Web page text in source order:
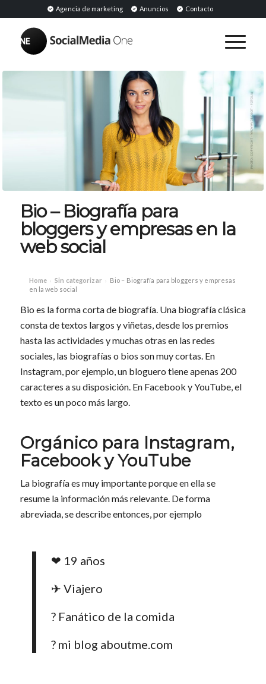
Agencia de marketing Anuncios Contacto
Bio – Biografía para
bloggers y empresas en la
web social
Home › Sin categorizar › Bio – Biografía para bloggers y empresas
en la web social
Bio es la forma corta de biografía. Una biografía clásica
consta de textos largos y viñetas, desde los premios
hasta las actividades y muchas otras en las redes
sociales, las biografías o bios son muy cortas. En
Instagram, por ejemplo, un bloguero tiene apenas 200
caracteres a su disposición. En Facebook y YouTube, el
texto es un poco más largo.
Orgánico para Instagram,
Facebook y YouTube
La biografía es muy importante porque en ella se
resume la información más relevante. De forma
abreviada, se describe entonces, por ejemplo
❤ 19 años
✈ Viajero
? Fanático de la comida
? mi blog aboutme.com